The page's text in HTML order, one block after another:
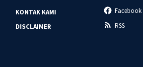
KONTAK KAMI
DISCLAIMER
Facebook
RSS